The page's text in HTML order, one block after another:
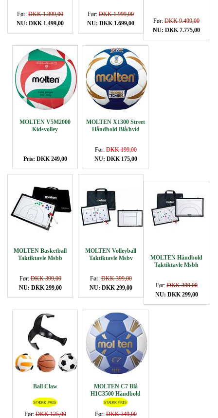
Før: DKK 1.899,00
NU: DKK 1.499,00
Før: DKK 1.999,00
NU: DKK 1.699,00
Før: DKK 9.499,00
NU: DKK 7.775,00
MOLTEN V5M2000
Kidsvolley
Pris: DKK 249,00
MOLTEN X1300 Street
Håndbold Blå/hvid
Før:DKK 199,00
NU: DKK 175,00
MOLTEN Basketball
Taktiktavle Msbb
Før:DKK 399,00
NU: DKK 299,00
MOLTEN Volleyball
Taktiktavle Msbv
Før:DKK 399,00
NU: DKK 299,00
MOLTEN Håndbold
Taktiktavle Msbh
Før:DKK 399,00
NU: DKK 299,00
Ball Claw
Før:DKK 125,00
MOLTEN C7 Blå
H1C3500 Håndbold
Før:DKK 349,00